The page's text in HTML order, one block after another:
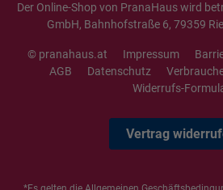
Der Online-Shop von PranaHaus wird
GmbH, Bahnhofstraße 6, 79359
© pranahaus.at Impressum
AGB
Datenschutz
Widerrufs-
Vertrag